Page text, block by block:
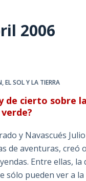
2006
,EL SOL Y LA TIERRA
de cierto sobre
y Navascués
de aventuras, creó
Entre ellas, la
sólo pueden ver a